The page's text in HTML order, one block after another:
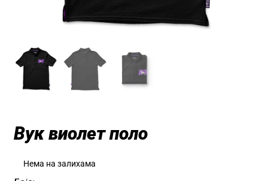
Вук виолет поло
Нема на залихама